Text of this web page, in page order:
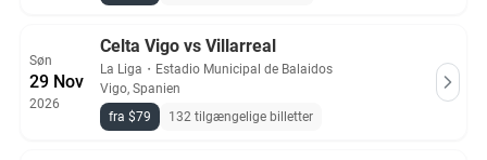
Søn
29 Nov
2026
Celta Vigo vs Villarreal
La Liga ・ Estadio Municipal de Balaidos
Vigo, Spanien
fra $79
132 tilgængelige billetter